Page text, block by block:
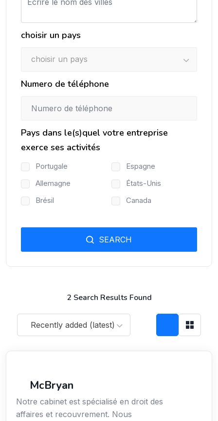
2 Search Results Found
Recently added (latest)
McBryan
Notre cabinet est spécialisé en droit des
affaires et recouvrement. Nous
choisir un pays
choisir un pays
Numero de téléphone
Pays dans le(s)quel votre entreprise
exerce ses activités
Portugale
Espagne
Allemagne
États-Unis
Brésil
Canada
SEARCH